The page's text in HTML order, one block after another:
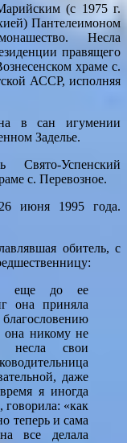
(с 1975 г.
Пантелеимоном
Несла
правящего
храме с.
АССР, исполняя
в сан игумении
Заделье.
Свято-Успенский
с. Перевозное.
июня 1995 года.
обитель, с
еще до ее
она приняла
она никому не
несла свои
даже
я иногда
говорила: «как
теперь и сама
все делала